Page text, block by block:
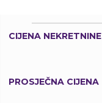
CIJENA NEKRETNINE
PROSJEČNA CIJENA